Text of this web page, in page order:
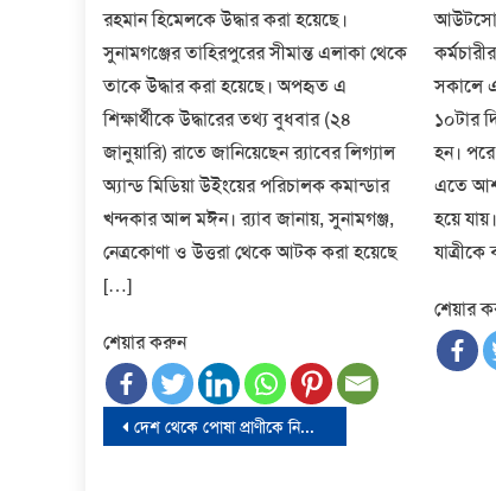
রহমান হিমেলকে উদ্ধার করা হয়েছে।
সুনামগঞ্জের তাহিরপুরের সীমান্ত এলাকা থেকে
তাকে উদ্ধার করা হয়েছে। অপহৃত এ
শিক্ষার্থীকে উদ্ধারের তথ্য বুধবার (২৪
জানুয়ারি) রাতে জানিয়েছেন র‍্যাবের লিগ্যাল
অ্যান্ড মিডিয়া উইংয়ের পরিচালক কমান্ডার
খন্দকার আল মঈন। র‍্যাব জানায়, সুনামগঞ্জ,
নেত্রকোণা ও উত্তরা থেকে আটক করা হয়েছে
[…]
শেয়ার করুন
সকালে
১০টার
হন।
এতে
হয়ে
শেয়ার
Post
দেশ থেকে পোষা প্রাণীকে নিয়ে বিদেশ যাবেন? জেনে নিন প্রক্রিয়া